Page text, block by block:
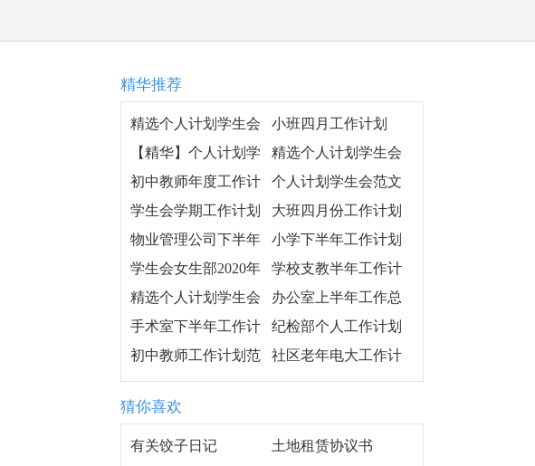
精华推荐
精选个人计划学生会
集合5篇
小班四月工作计划
【精华】个人计划学
生会模板汇编9篇
精选个人计划学生会
模板合集7篇
初中教师年度工作计
划范文4篇
个人计划学生会范文
集锦8篇
学生会学期工作计划
格式
大班四月份工作计划
物业管理公司下半年
工作计划表
小学下半年工作计划
学生会女生部2020年
下半年工作计划
学校支教半年工作计
划
精选个人计划学生会
锦集六篇
办公室上半年工作总
结及下半年工作计划
手术室下半年工作计
划范例
纪检部个人工作计划
（精选8篇）
初中教师工作计划范
文合集5篇
社区老年电大工作计
划书
猜你喜欢
有关饺子日记
土地租赁协议书